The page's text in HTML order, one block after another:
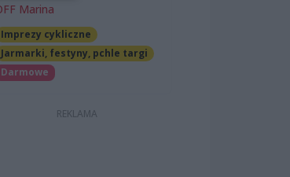
Marina
Imprezy cykliczne
Jarmarki, festyny, pchle targi
Darmowe